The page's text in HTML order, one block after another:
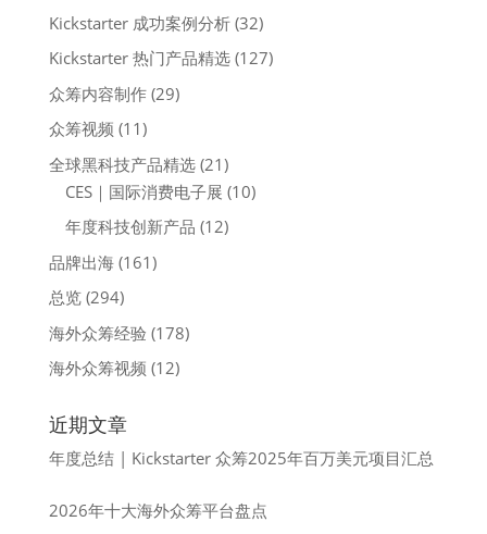
Kickstarter 成功案例分析(32)
Kickstarter 热门产品精选(127)
众筹内容制作(29)
众筹视频 (11)
全球黑科技产品精选(21)
CES｜国际消费电子展 (10)
年度科技创新产品 (12)
品牌出海(161)
总览(294)
海外众筹经验 (178)
海外众筹视频 (12)
近期文章
年度总结 | Kickstarter 众筹2025年百万美元项目汇总
2026年十大海外众筹平台盘点